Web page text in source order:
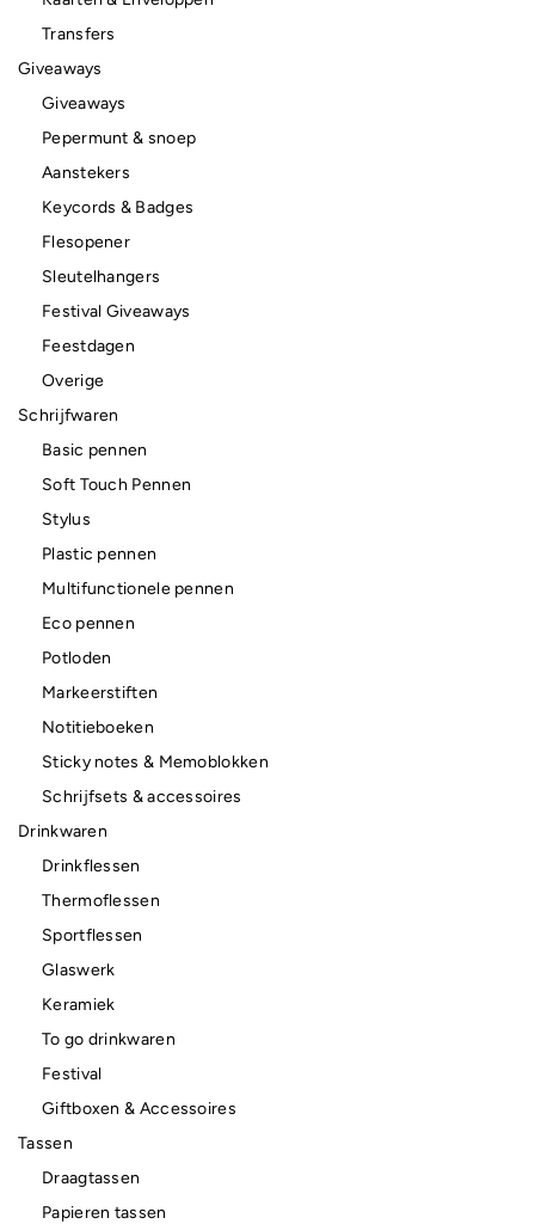
Transfers
Giveaways
Giveaways
Pepermunt & snoep
Aanstekers
Keycords & Badges
Flesopener
Sleutelhangers
Festival Giveaways
Feestdagen
Overige
Schrijfwaren
Basic pennen
Soft Touch Pennen
Stylus
Plastic pennen
Multifunctionele pennen
Eco pennen
Potloden
Markeerstiften
Notitieboeken
Sticky notes & Memoblokken
Schrijfsets & accessoires
Drinkwaren
Drinkflessen
Thermoflessen
Sportflessen
Glaswerk
Keramiek
To go drinkwaren
Festival
Giftboxen & Accessoires
Tassen
Draagtassen
Papieren tassen